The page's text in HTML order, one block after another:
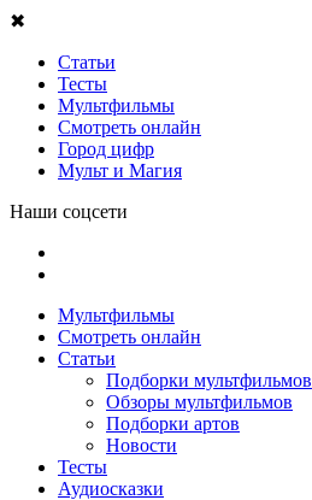
✖
Статьи
Тесты
Мультфильмы
Смотреть онлайн
Город цифр
Мульт и Магия
Наши соцсети
Мультфильмы
Смотреть онлайн
Статьи
Подборки мультфильмов
Обзоры мультфильмов
Подборки артов
Новости
Тесты
Аудиосказки